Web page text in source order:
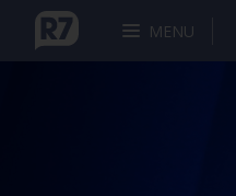
MENU